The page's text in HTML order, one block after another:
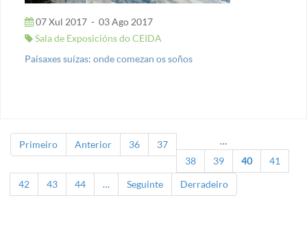
07 Xul 2017 - 03 Ago 2017
Sala de Exposicións do CEIDA
Paisaxes suízas: onde comezan os soños
Páxinas
Primeiro Anterior …
36
37
38
39 40
41
42
43 44 … Seguinte Derradeiro